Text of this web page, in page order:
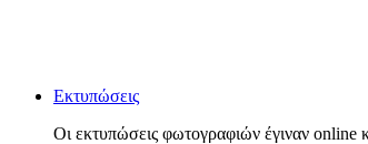
Εκτυπώσεις
Οι εκτυπώσεις φωτογραφιών έγιναν online